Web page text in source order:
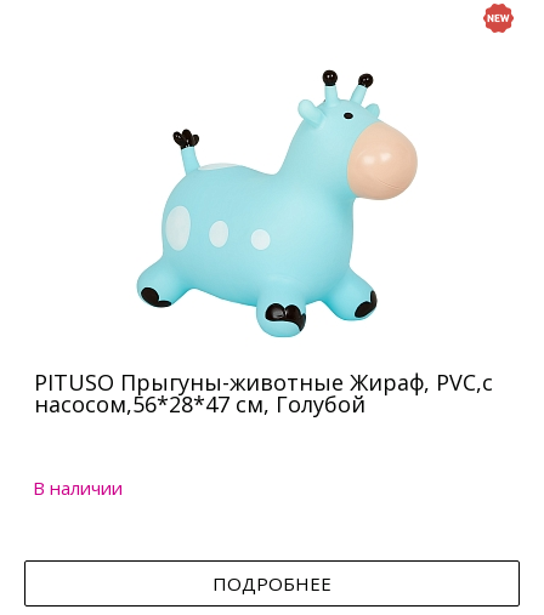
PITUSO Прыгуны-животные Жираф, PVC,с
насосом,56*28*47 см, Голубой
В наличии
ПОДРОБНЕЕ